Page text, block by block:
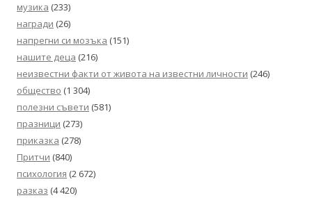
музика (233)
награди (26)
напрегни си мозъка (151)
нашите деца (216)
неизвестни факти от живота на известни личности (246)
общество (1 304)
полезни съвети (581)
празници (273)
приказка (278)
Притчи (840)
психология (2 672)
разказ (4 420)